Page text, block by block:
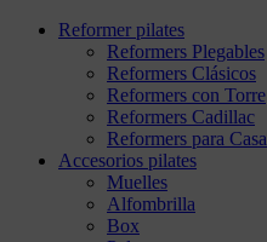
Reformer pilates
Reformers Plegables
Reformers Clásicos
Reformers con Torre
Reformers Cadillac
Reformers para Casa
Accesorios pilates
Muelles
Alfombrilla
Box